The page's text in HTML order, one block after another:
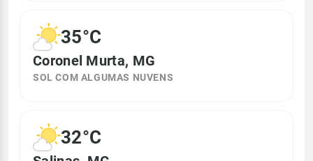
35°C
Coronel Murta, MG
SOL COM ALGUMAS NUVENS
32°C